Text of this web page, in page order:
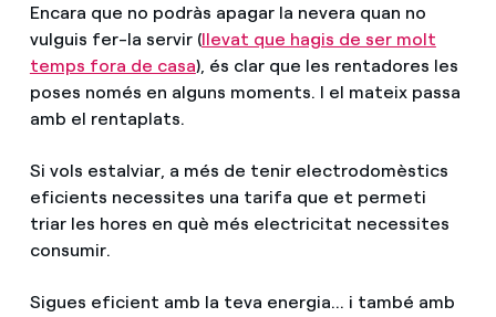
Encara que no podràs apagar la nevera quan no
vulguis fer-la servir (llevat que hagis de ser molt
temps fora de casa), és clar que les rentadores les
poses només en alguns moments. I el mateix passa
amb el rentaplats.
Si vols estalviar, a més de tenir electrodomèstics
eficients necessites una tarifa que et permeti
triar les hores en què més electricitat necessites
consumir.
Sigues eficient amb la teva energia... i també amb